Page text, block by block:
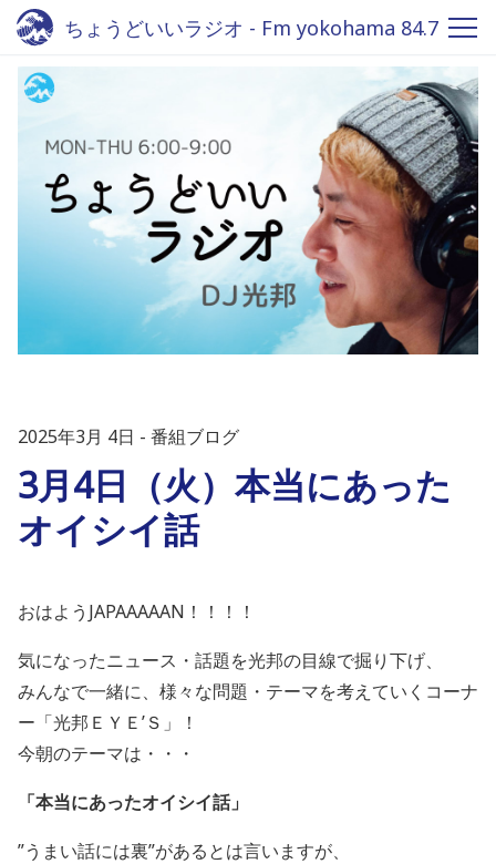
ちょうどいいラジオ - Fm yokohama 84.7
2025年3月 4日 番組ブログ
3月4日（火）本当にあった
オイシイ話
おはようJAPAAAAAN！！！！
気になったニュース・話題を光邦の目線で掘り下げ、
みんなで一緒に、様々な問題・テーマを考えていくコーナ
ー「光邦ＥＹＥ’Ｓ」！
今朝のテーマは・・・
「本当にあったオイシイ話」
”うまい話には裏”があるとは言いますが、